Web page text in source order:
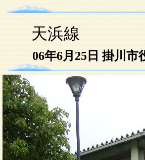
天浜線
06年6月25日 掛川市